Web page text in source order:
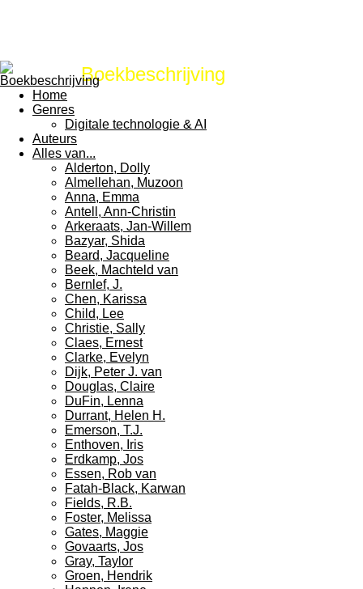
Boekbeschrijving
Home
Genres
Digitale technologie & AI
Auteurs
Alles van...
Alderton, Dolly
Almellehan, Muzoon
Anna, Emma
Antell, Ann-Christin
Arkeraats, Jan-Willem
Bazyar, Shida
Beard, Jacqueline
Beek, Machteld van
Bernlef, J.
Chen, Karissa
Child, Lee
Christie, Sally
Claes, Ernest
Clarke, Evelyn
Dijk, Peter J. van
Douglas, Claire
DuFin, Lenna
Durrant, Helen H.
Emerson, T.J.
Enthoven, Iris
Erdkamp, Jos
Essen, Rob van
Fatah-Black, Karwan
Fields, R.B.
Foster, Melissa
Gates, Maggie
Govaarts, Jos
Gray, Taylor
Groen, Hendrik